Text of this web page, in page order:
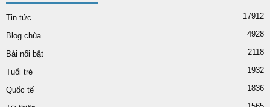
Tin tức 17912
Blog chùa 4928
Bài nổi bật 2118
Tuổi trẻ 1932
Quốc tế 1836